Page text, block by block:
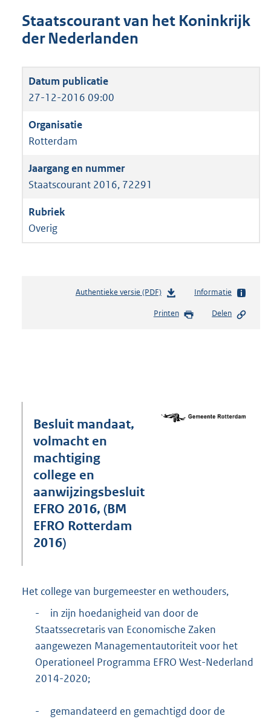
Staatscourant van het Koninkrijk
der Nederlanden
27-12-2016 09:00
Rotterdam
Staatscourant 2016, 72291
Overig
Authentieke versie (PDF)b
s
o
Informatie
Printen Delen
Besluit mandaat,
volmacht en
machtiging
college en
aanwijzingsbesluit
EFRO 2016, (BM
EFRO Rotterdam
2016)
Het college van burgemeester en wethouders,
-
in zijn hoedanigheid van door de
Staatssecretaris van Economische Zaken
aangewezen Managementautoriteit voor het
Operationeel Programma EFRO West-Nederland
2014-2020;
-
gemandateerd en gemachtigd door de